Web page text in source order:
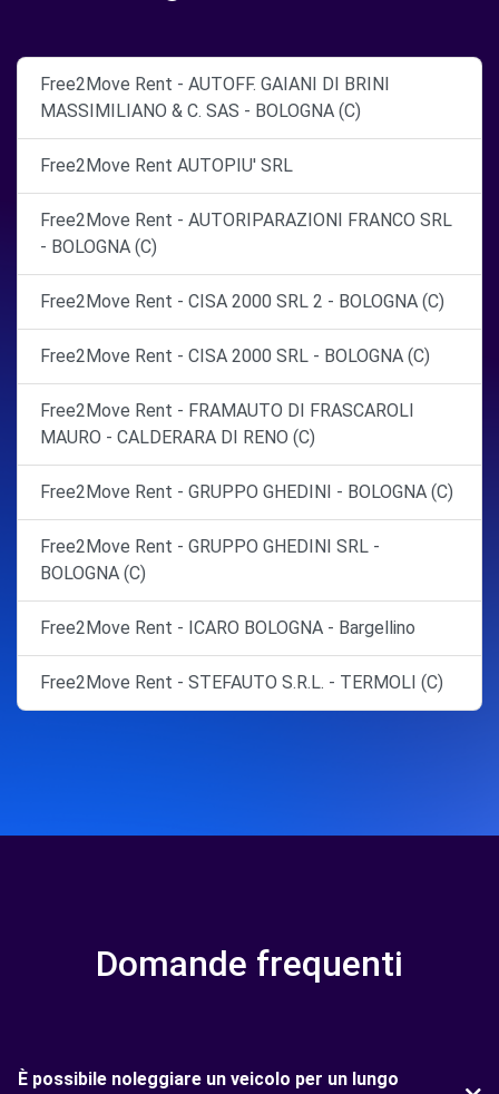
Free2Move Rent - AUTOFF. GAIANI DI BRINI
MASSIMILIANO & C. SAS - BOLOGNA (C)
Free2Move Rent AUTOPIU' SRL
Free2Move Rent - AUTORIPARAZIONI FRANCO SRL
- BOLOGNA (C)
Free2Move Rent - CISA 2000 SRL 2 - BOLOGNA (C)
Free2Move Rent - CISA 2000 SRL - BOLOGNA (C)
Free2Move Rent - FRAMAUTO DI FRASCAROLI
MAURO - CALDERARA DI RENO (C)
Free2Move Rent - GRUPPO GHEDINI - BOLOGNA (C)
Free2Move Rent - GRUPPO GHEDINI SRL -
BOLOGNA (C)
Free2Move Rent - ICARO BOLOGNA - Bargellino
Free2Move Rent - STEFAUTO S.R.L. - TERMOLI (C)
Domande frequenti
È possibile noleggiare un veicolo per un lungo